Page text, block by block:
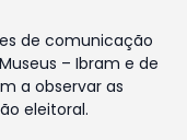
de comunicação
– Ibram e de
a observar as
eleitoral.